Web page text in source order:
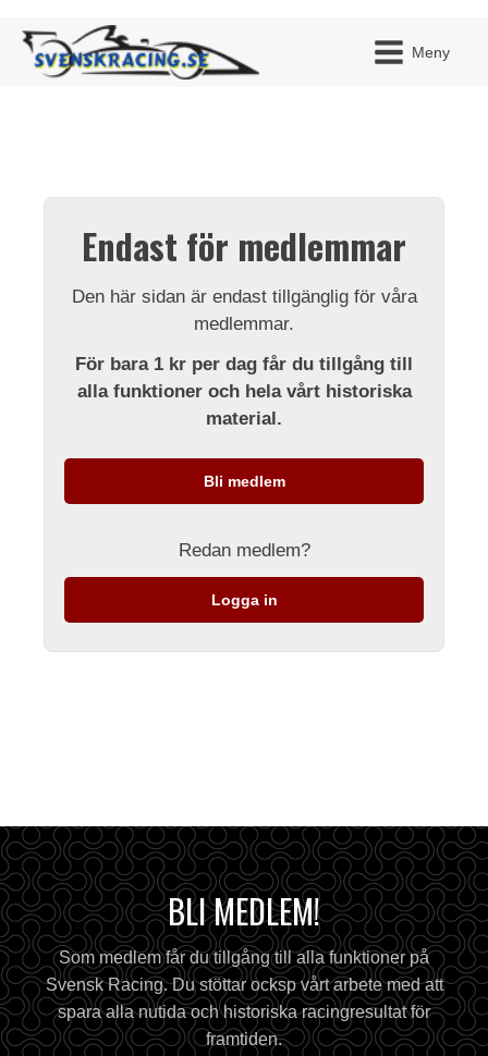
Meny
Endast för medlemmar
Den här sidan är endast tillgänglig för våra
medlemmar.
För bara 1 kr per dag får du tillgång till
alla funktioner och hela vårt historiska
material.
Bli medlem
Redan medlem?
Logga in
BLI MEDLEM!
Som medlem får du tillgång till alla funktioner på
Svensk Racing. Du stöttar ocksp vårt arbete med att
spara alla nutida och historiska racingresultat för
framtiden.